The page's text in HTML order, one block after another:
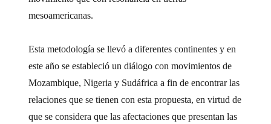
mesoamericanas.
Esta metodología se llevó a diferentes continentes y en
este año se estableció un diálogo con movimientos de
Mozambique, Nigeria y Sudáfrica a fin de encontrar las
relaciones que se tienen con esta propuesta, en virtud de
que se considera que las afectaciones que presentan las